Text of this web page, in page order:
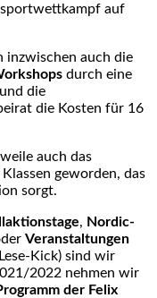
auf
inzwischen auch die
durch eine
die
die Kosten für 16
auch das
geworden, das
sorgt.
, Nordic-
Veranstaltungen
Kick) sind wir
2022 nehmen wir
der Felix